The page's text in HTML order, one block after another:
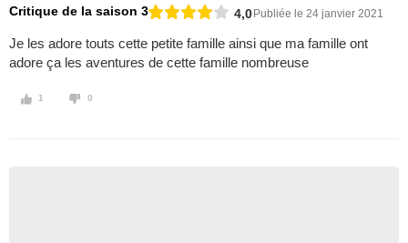
Critique de la saison 3 4,0Publiée le 24 janvier 2021
Je les adore touts cette petite famille ainsi que ma famille ont
adore ça les aventures de cette famille nombreuse
1 0